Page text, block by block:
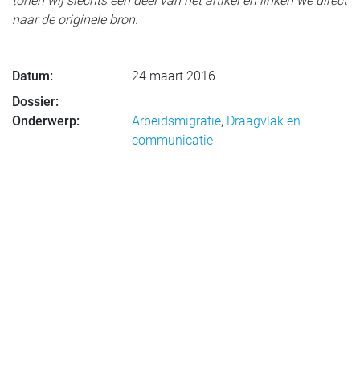
naar de originele bron.
Datum:
24 maart 2016
Dossier:
Onderwerp:
Arbeidsmigratie, Draagvlak en
communicatie